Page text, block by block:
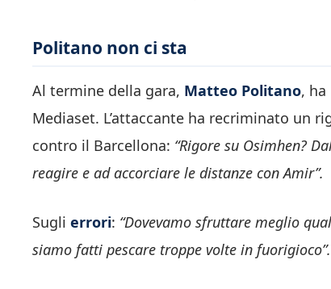
Politano non ci sta
Al termine della gara, Matteo Politano,
Mediaset. L’attaccante ha recriminato un
contro il Barcellona: “Rigore su Osimhen?
reagire e ad accorciare le distanze con Amir”.
Sugli errori: “Dovevamo sfruttare meglio
siamo fatti pescare troppe volte in fuorigioco”.